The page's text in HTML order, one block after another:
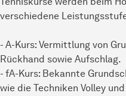
verschiedene
- A-Kurs: Vermittlung von
Rückhand sowie Aufschlag.
- fA-Kurs: Bekannte
wie die Techniken Volley